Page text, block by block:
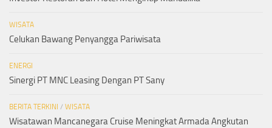
WISATA
Celukan Bawang Penyangga Pariwisata
ENERGI
Sinergi PT MNC Leasing Dengan PT Sany
BERITA TERKINI / WISATA
Wisatawan Mancanegara Cruise Meningkat Armada Angkutan